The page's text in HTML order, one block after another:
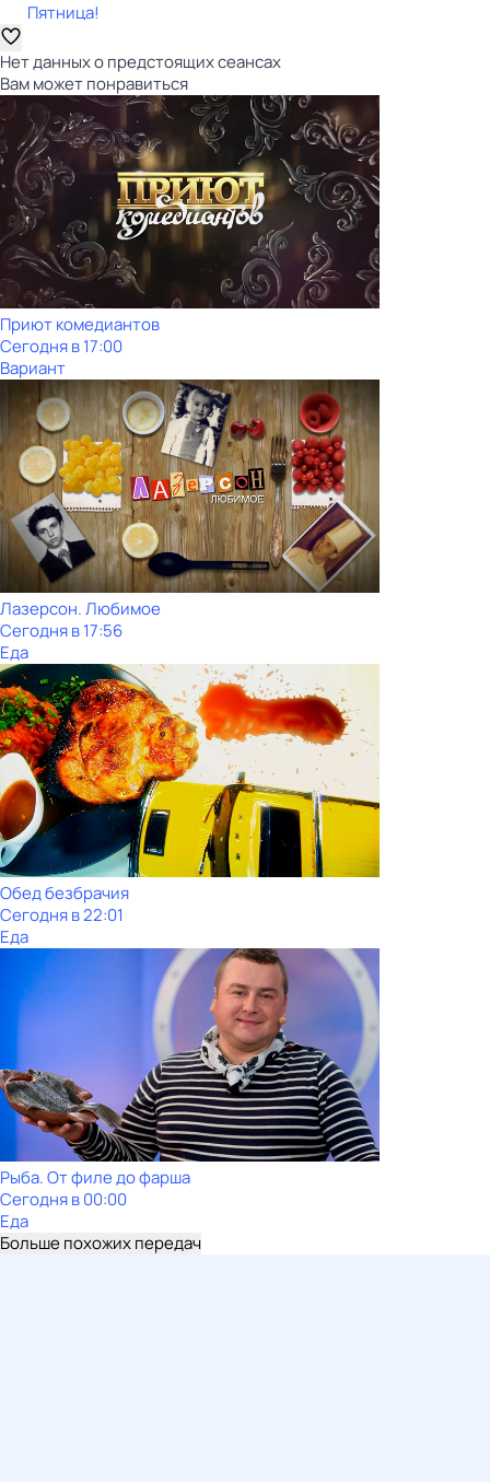
Пятница!
Нет данных о предстоящих сеансах
Вам может понравиться
Приют комедиантов
Сегодня в 17:00
Вариант
Лазерсон. Любимое
Сегодня в 17:56
Еда
Обед безбрачия
Сегодня в 22:01
Еда
Рыба. От филе до фарша
Сегодня в 00:00
Еда
Больше похожих передач